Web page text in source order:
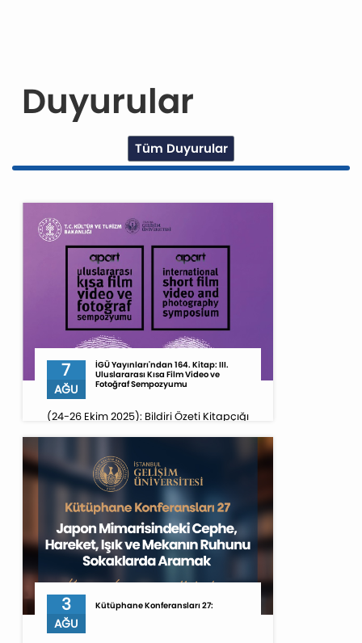
Duyurular
Tüm Duyurular
7
AĞU
İGÜ Yayınları'ndan 164. Kitap: III.
Uluslararası Kısa Film Video ve
Fotoğraf Sempozyumu
(24-26 Ekim 2025): Bildiri Özeti Kitapçığı
3
AĞU
Kütüphane Konferansları 27: